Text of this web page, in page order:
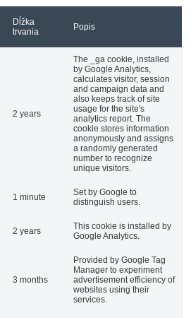
Dĺžka
trvania
Popis
2 years
The _ga cookie, installed
by Google Analytics,
calculates visitor, session
and campaign data and
also keeps track of site
usage for the site's
analytics report. The
cookie stores information
anonymously and assigns
a randomly generated
number to recognize
unique visitors.
1 minute
Set by Google to
distinguish users.
2 years
This cookie is installed by
Google Analytics.
3 months
Provided by Google Tag
Manager to experiment
advertisement efficiency of
websites using their
services.